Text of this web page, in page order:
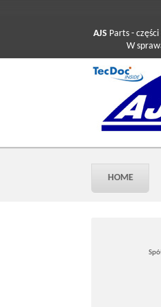
AJS Parts -
W sprawach
HOME